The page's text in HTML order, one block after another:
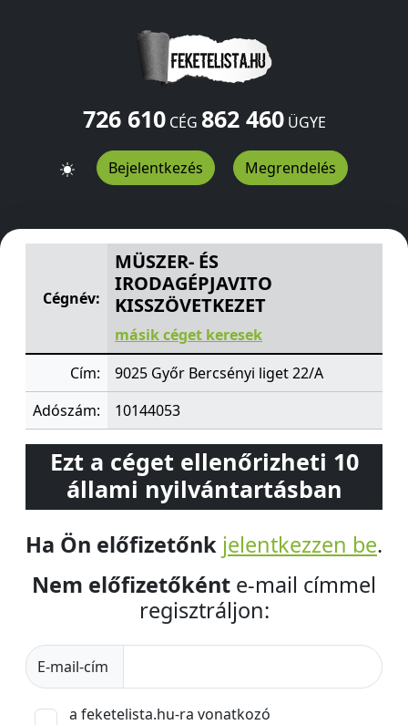
726 610CÉG 862 460ÜGYE
Bejelentkezés Megrendelés
MÜSZER- ÉS IRODAGÉPJAVITO KISSZÖVETKEZET
Cégnév:
MÜSZER- ÉS
IRODAGÉPJAVITO
KISSZÖVETKEZET
másik céget keresek
Cím:
9025 Győr Bercsényi liget 22/A
Adószám:
10144053
Ezt a céget ellenőrizheti 10
állami nyilvántartásban
Ha Ön előfizetőnk jelentkezzen be.
Nem előfizetőként e-mail címmel
regisztráljon:
E-mail-cím
a feketelista.hu-ra vonatkozó